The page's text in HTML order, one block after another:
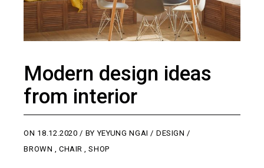
Modern design ideas
from interior
ON 18.12.2020 BYYEYUNG NGAI
DESIGN
BROWN , CHAIR ,SHOP